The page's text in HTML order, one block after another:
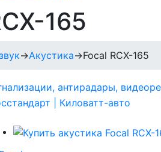
165
→Акустика→Focal RCX-165